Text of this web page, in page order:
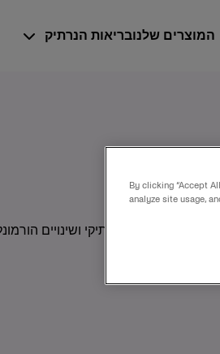
המוצרים שלנובריאות הנרתיק
גירוי, יובש נרתיקי ושינויים
By clicking “Accept
analyze site usage,